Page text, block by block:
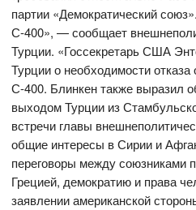
партии «Демократический
С-400», — сообщает
Турции. «Госсекретарь США
Турции о необходимости отказа
С-400. Блинкен также выразил
выходом Турции из
встречи главы
общие интересы в Сирии и
переговоры между
Грецией, демократию и права
заявлении американской